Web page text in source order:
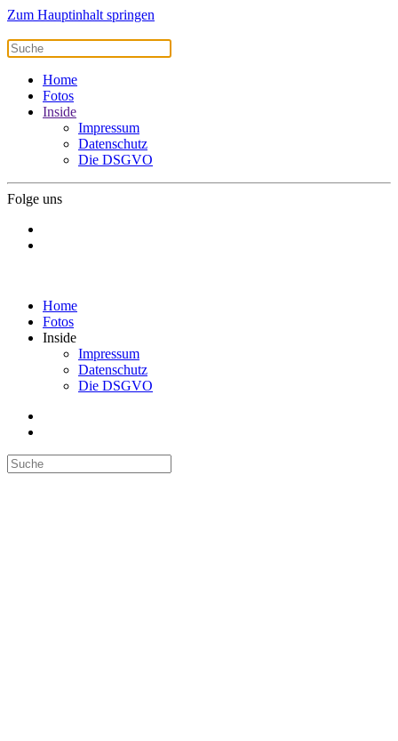
Zum Hauptinhalt springen
Home
Fotos
Inside
Impressum
Datenschutz
Die DSGVO
Folge uns
Home
Fotos
Inside
Impressum
Datenschutz
Die DSGVO